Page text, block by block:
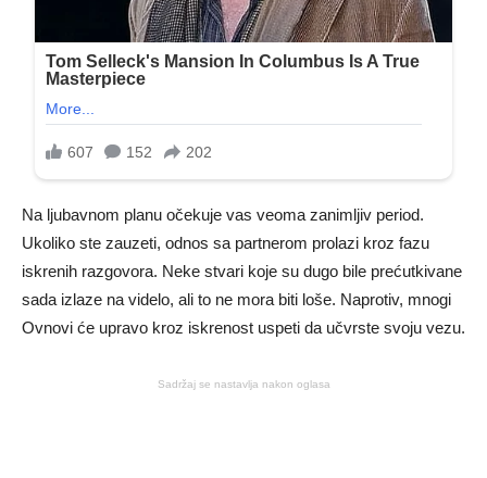
Na ljubavnom planu očekuje vas veoma zanimljiv period.
Ukoliko ste zauzeti, odnos sa partnerom prolazi kroz fazu
iskrenih razgovora. Neke stvari koje su dugo bile prećutkivane
sada izlaze na videlo, ali to ne mora biti loše. Naprotiv, mnogi
Ovnovi će upravo kroz iskrenost uspeti da učvrste svoju vezu.
Sadržaj se nastavlja nakon oglasa